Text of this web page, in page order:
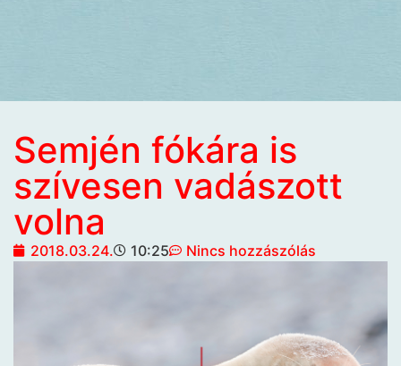
Semjén fókára is
szívesen vadászott
volna
2018.03.24. 10:25 Nincs hozzászólás